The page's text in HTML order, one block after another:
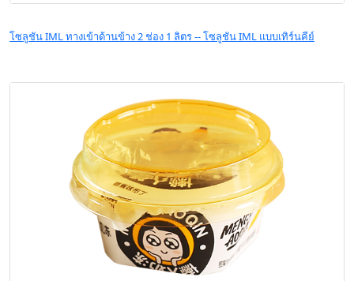
โซลูชัน IML ทางเข้าด้านข้าง 2 ช่อง 1 ลิตร -- โซลูชัน IML แบบเทิร์นคีย์